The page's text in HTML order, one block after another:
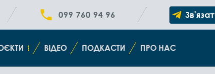
099 760 94 96
ВІДЕО ПОДКАСТИ ПРО НАС